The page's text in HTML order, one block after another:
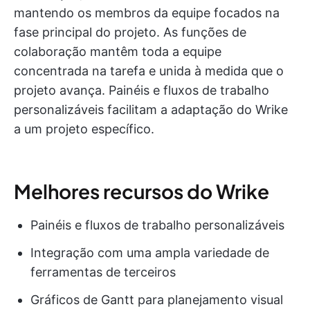
mantendo os membros da equipe focados na
fase principal do projeto. As funções de
colaboração mantêm toda a equipe
concentrada na tarefa e unida à medida que o
projeto avança. Painéis e fluxos de trabalho
personalizáveis facilitam a adaptação do Wrike
a um projeto específico.
Melhores recursos do Wrike
Painéis e fluxos de trabalho personalizáveis
Integração com uma ampla variedade de
ferramentas de terceiros
Gráficos de Gantt para planejamento visual